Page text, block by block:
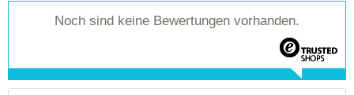
Noch sind keine Bewertungen vorhanden.